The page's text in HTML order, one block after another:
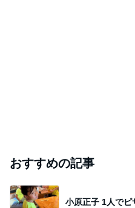
おすすめの記事
小原正子 1人でピ